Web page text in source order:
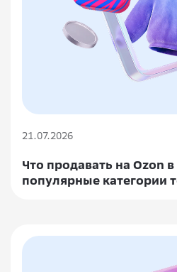
21.07.2026
Что продавать на Ozon в
популярные категории